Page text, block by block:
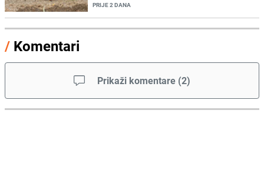
PRIJE 2 DANA
/ Komentari
Prikaži komentare (2)